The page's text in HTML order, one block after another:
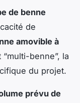
de benne
de
amovible à
benne”, la
du projet.
prévu de